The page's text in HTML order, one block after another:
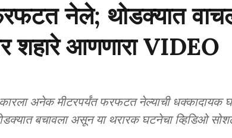
नेले; थोडक्यात
शहारे आणणारा VIDEO
अनेक मीटरपर्यंत फरफटत नेल्याची धक्कादायक
बचावला असून या थरारक घटनेचा व्हिडिओ